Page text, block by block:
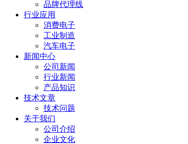
品牌代理线
行业应用
消费电子
工业制造
汽车电子
新闻中心
公司新闻
行业新闻
产品知识
技术文章
技术问题
关于我们
公司介绍
企业文化